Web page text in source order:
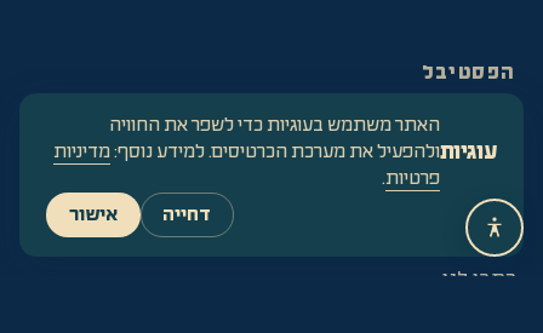
הפסטיבל
מפה
קשר
כתבו לנו
עוגיות
האתר משתמש בעוגיות כדי לשפר את החוויה
ולהפעיל את מערכת הכרטיסים. למידע נוסף:מדיניות
פרטיות.
דחייה
אישור